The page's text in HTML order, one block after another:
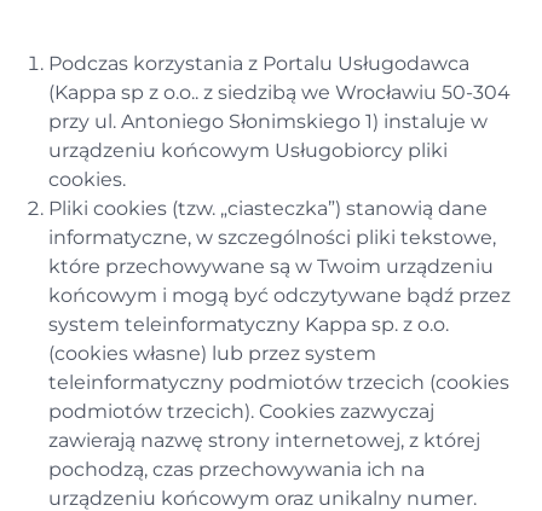
Podczas korzystania z Portalu Usługodawca
(Kappa sp z o.o.. z siedzibą we Wrocławiu 50-304
przy ul. Antoniego Słonimskiego 1) instaluje w
urządzeniu końcowym Usługobiorcy pliki
cookies.
Pliki cookies (tzw. „ciasteczka”) stanowią dane
informatyczne, w szczególności pliki tekstowe,
które przechowywane są w Twoim urządzeniu
końcowym i mogą być odczytywane bądź przez
system teleinformatyczny Kappa sp. z o.o.
(cookies własne) lub przez system
teleinformatyczny podmiotów trzecich (cookies
podmiotów trzecich). Cookies zazwyczaj
zawierają nazwę strony internetowej, z której
pochodzą, czas przechowywania ich na
urządzeniu końcowym oraz unikalny numer.